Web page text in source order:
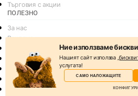
Търговия с акции
ПОЛЕЗНО
За нас
Реклама
Условия за споделяне
Политика за поверителснот
Политика на Бисквитките
Контакти
Ние използваме
Нашият сайт използва
услугата!
САМО НАЛОЖАЩИТЕ